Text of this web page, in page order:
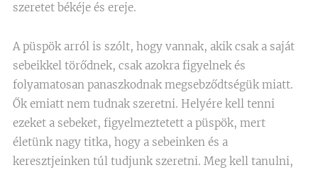
szeretet békéje és ereje.
A püspök arról is szólt, hogy vannak, akik csak a saját
sebeikkel törődnek, csak azokra figyelnek és
folyamatosan panaszkodnak megsebződtségük miatt.
Ők emiatt nem tudnak szeretni. Helyére kell tenni
ezeket a sebeket, figyelmeztetett a püspök, mert
életünk nagy titka, hogy a sebeinken és a
keresztjeinken túl tudjunk szeretni. Meg kell tanulni,